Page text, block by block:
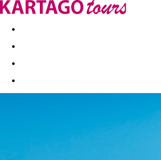
Last minute Dovolenkové kluby